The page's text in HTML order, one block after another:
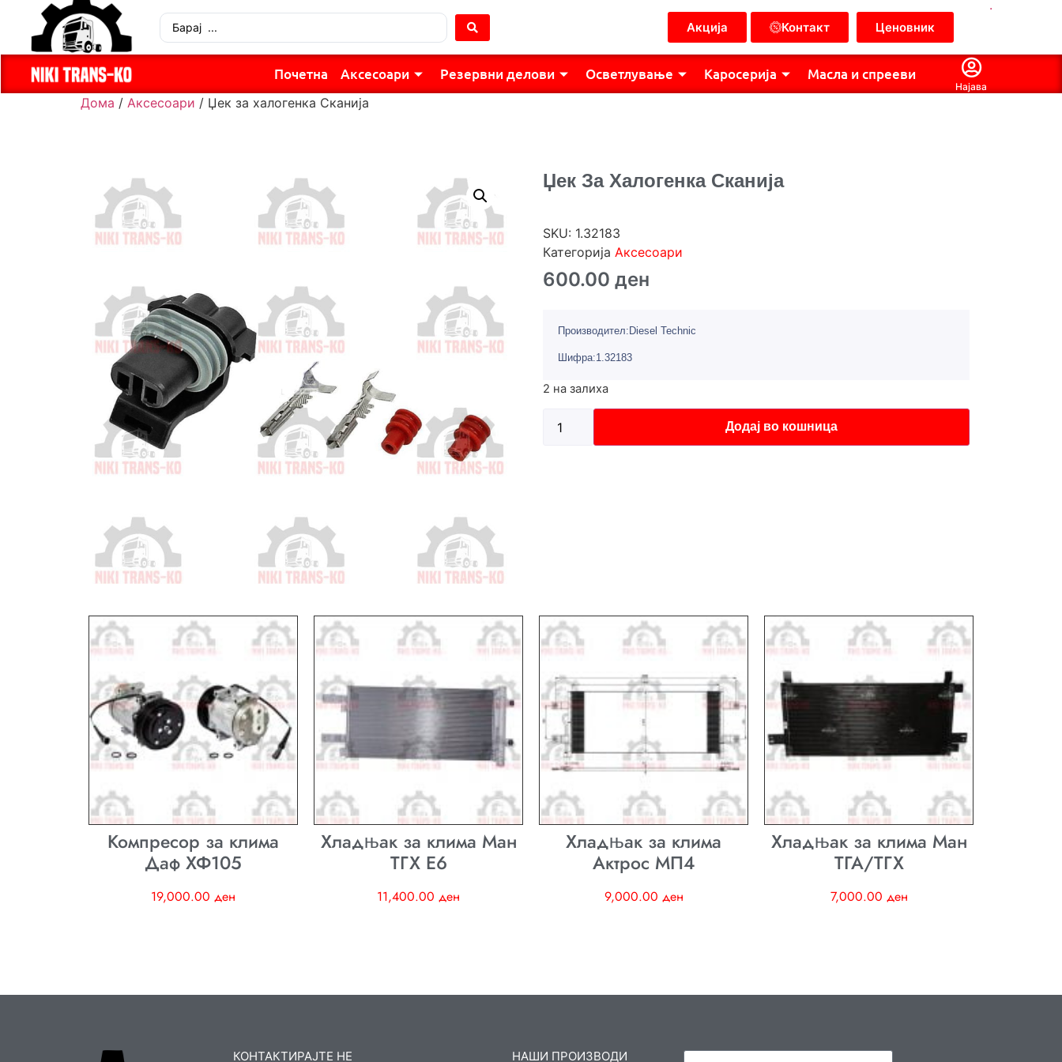
Акција Контакт Ценовник
.
Почетна Аксесоари Резервни делови Осветлување Каросерија Масла и спрееви
Најава
Дома / Аксесоари / Џек за халогенка Сканија
Џек За Халогенка Сканија
SKU: 1.32183
Категорија Аксесоари
600.00 ден
Производител:Diesel Technic
Шифра:1.32183
2 на залиха
Додај во кошница
Компресор за клима
Даф ХФ105
19,000.00 ден
Хладњак за клима Ман
ТГХ E6
11,400.00 ден
Хладњак за клима
Актрос МП4
9,000.00 ден
Хладњак за клима Ман
ТГА/ТГХ
7,000.00 ден
КОНТАКТИРАЈТЕ НЕ НАШИ ПРОИЗВОДИ